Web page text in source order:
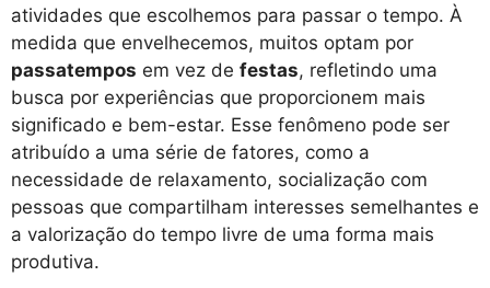
atividades que escolhemos para passar o tempo. À
medida que envelhecemos, muitos optam por
passatempos em vez de festas, refletindo uma
busca por experiências que proporcionem mais
significado e bem-estar. Esse fenômeno pode ser
atribuído a uma série de fatores, como a
necessidade de relaxamento, socialização com
pessoas que compartilham interesses semelhantes e
a valorização do tempo livre de uma forma mais
produtiva.